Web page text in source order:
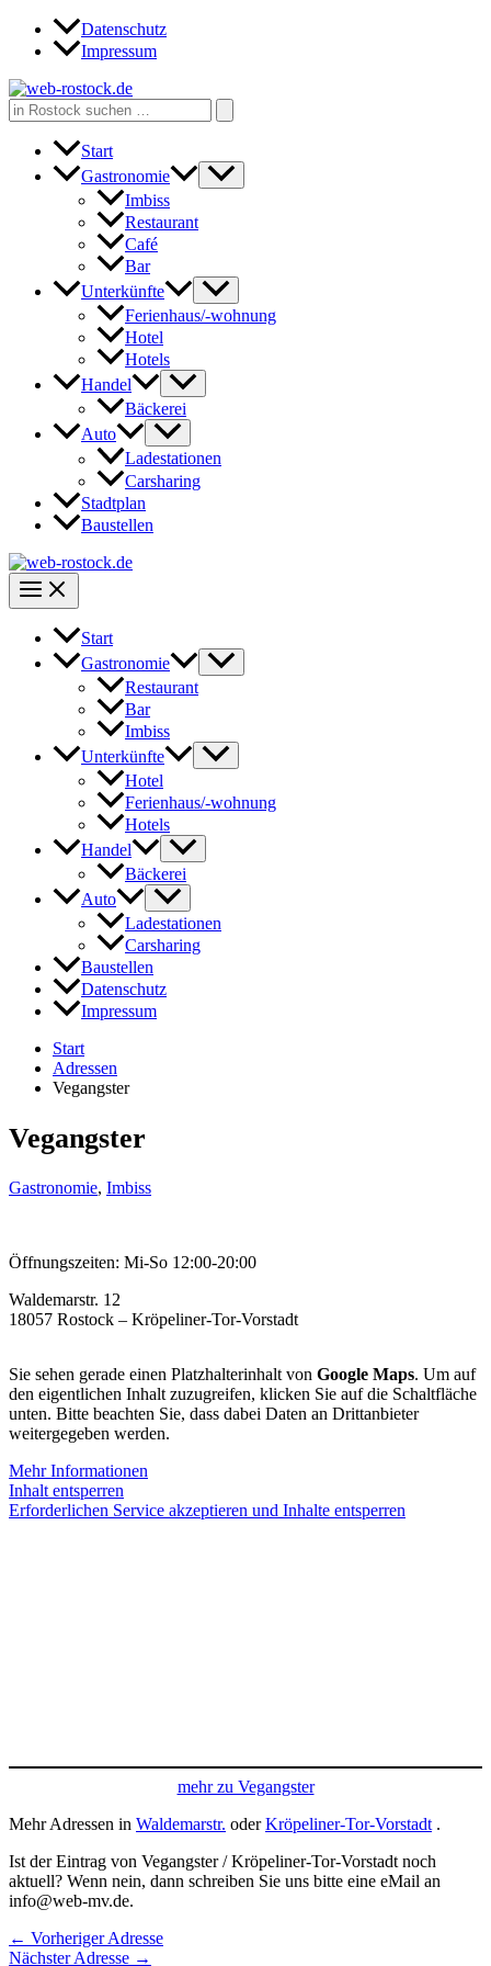
Zum
Inhalt
Datenschutz
Impressum
Search
for:
Start
Gastronomie
Imbiss
Restaurant
Café
Bar
Unterkünfte
Ferienhaus/-wohnung
Hotel
Hotels
Handel
Bäckerei
Auto
Ladestationen
Carsharing
Stadtplan
Baustellen
Start
Gastronomie
Restaurant
Bar
Imbiss
Unterkünfte
Hotel
Ferienhaus/-wohnung
Hotels
Handel
Bäckerei
Auto
Ladestationen
Carsharing
Baustellen
Datenschutz
Impressum
Start
Adressen
Vegangster
Vegangster
Gastronomie, Imbiss
Öffnungszeiten: Mi-So 12:00-20:00
Waldemarstr. 12
18057 Rostock – Kröpeliner-Tor-Vorstadt
Sie sehen gerade einen Platzhalterinhalt von Google Maps. Um auf
den eigentlichen Inhalt zuzugreifen, klicken Sie auf die Schaltfläche
unten. Bitte beachten Sie, dass dabei Daten an Drittanbieter
weitergegeben werden.
Mehr Informationen
Inhalt entsperren
Erforderlichen Service akzeptieren und Inhalte entsperren
mehr zu Vegangster
Mehr Adressen in Waldemarstr. oderKröpeliner-Tor-Vorstadt .
Ist der Eintrag von Vegangster / Kröpeliner-Tor-Vorstadt noch
aktuell? Wenn nein, dann schreiben Sie uns bitte eine eMail an
info@web-mv.de.
← Vorheriger Adresse
Nächster Adresse →